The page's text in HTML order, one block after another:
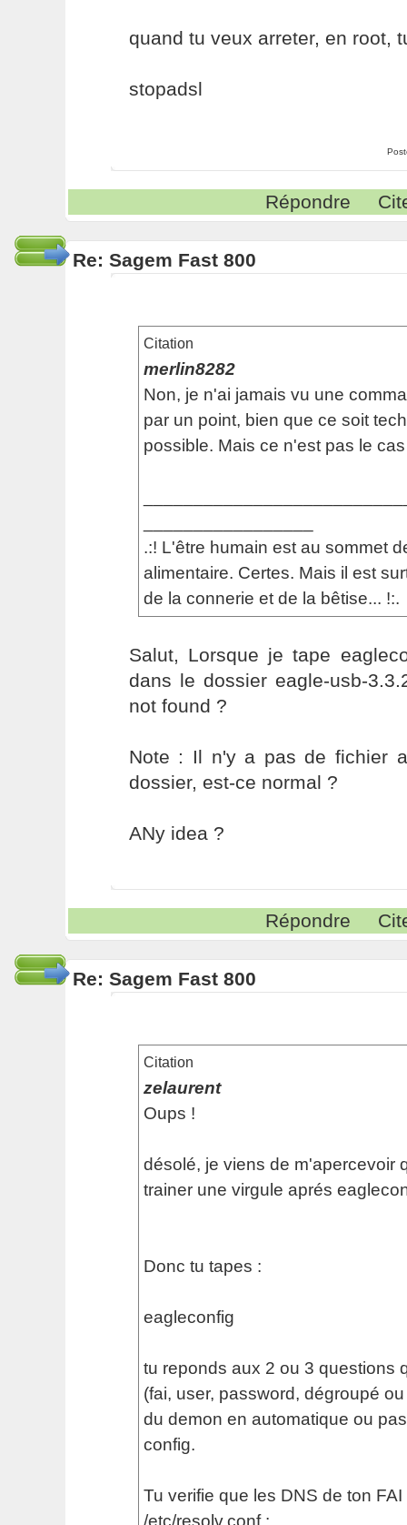
quand tu veux arreter, en root,
stopadsl
Répondre
Re: Sagem Fast 800
Citation
merlin8282
Non, je n'ai jamais vu une
par un point, bien que ce soit
possible. Mais ce n'est pas le
.:! L'être humain est au sommet
alimentaire. Certes. Mais il est
de la connerie et de la bêtise... !:.
Salut, Lorsque je tape
dans le dossier eagle-usb-
not found ?
Note : Il n'y a pas de fichier
dossier, est-ce normal ?
ANy idea ?
Répondre
Re: Sagem Fast 800
Citation
zelaurent
Oups !
désolé, je viens de m'apercevoir
trainer une virgule aprés
Donc tu tapes :
eagleconfig
tu reponds aux 2 ou 3 questions
(fai, user, password, dégroupé
du demon en automatique ou
config.
Tu verifie que les DNS de ton
/etc/resolv.conf :